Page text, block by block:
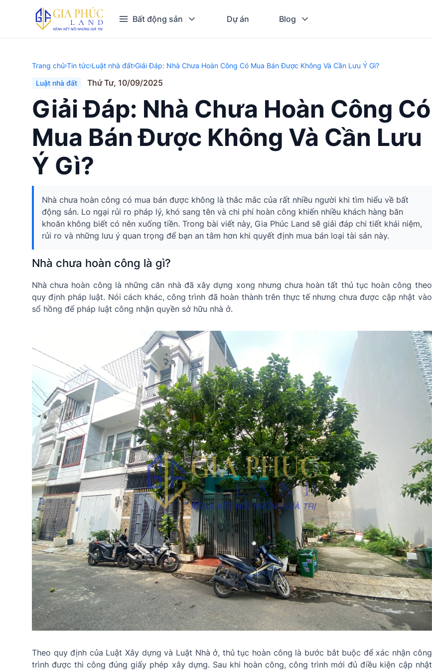
Bất động sản Dự án Blog
Trang chủ Tin tức Luật nhà đất Giải Đáp: Nhà Chưa Hoàn Công Có Mua Bán Được Không Và Cần Lưu Ý Gì?
Luật nhà đất Thứ Tư, 10/09/2025
Giải Đáp: Nhà Chưa Hoàn Công Có
Mua Bán Được Không Và Cần Lưu
Ý Gì?
Nhà chưa hoàn công có mua bán được không là thắc mắc của rất nhiều người khi tìm hiểu về bất
động sản. Lo ngại rủi ro pháp lý, khó sang tên và chi phí hoàn công khiến nhiều khách hàng băn
khoăn không biết có nên xuống tiền. Trong bài viết này, Gia Phúc Land sẽ giải đáp chi tiết khái niệm,
rủi ro và những lưu ý quan trọng để bạn an tâm hơn khi quyết định mua bán loại tài sản này.
Nhà chưa hoàn công là gì?
Nhà chưa hoàn công là những căn nhà đã xây dựng xong nhưng chưa hoàn tất thủ tục hoàn công theo
quy định pháp luật. Nói cách khác, công trình đã hoàn thành trên thực tế nhưng chưa được cập nhật vào
sổ hồng để pháp luật công nhận quyền sở hữu nhà ở.
Theo quy định của Luật Xây dựng và Luật Nhà ở, thủ tục hoàn công là bước bắt buộc để xác nhận công
trình được thi công đúng giấy phép xây dựng. Sau khi hoàn công, công trình mới đủ điều kiện cập nhật